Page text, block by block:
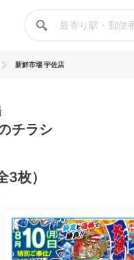
新鮮市場 宇佐店
チラシ
3枚）